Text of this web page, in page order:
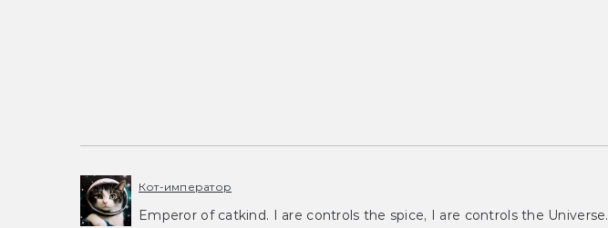
Кот-император
Emperor of catkind. I are controls the spice, I are controls the Universe.